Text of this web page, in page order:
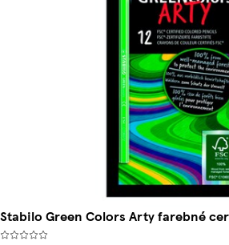
Stabilo Green Colors Arty farebné